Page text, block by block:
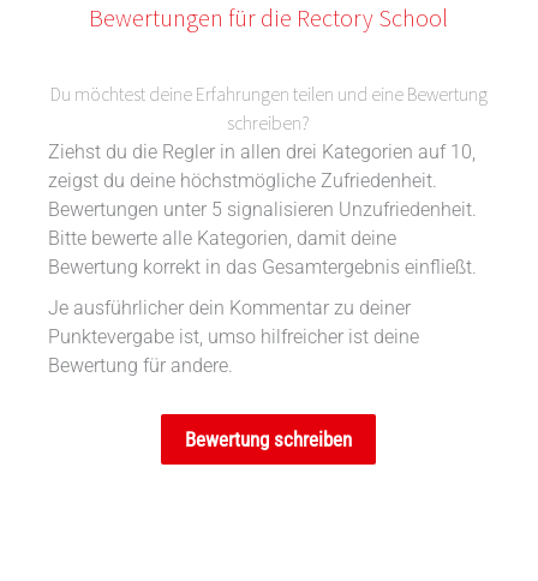
Bewertungen für die Rectory School
Du möchtest deine Erfahrungen teilen und eine Bewertung
schreiben?
Ziehst du die Regler in allen drei Kategorien auf 10,
zeigst du deine höchstmögliche Zufriedenheit.
Bewertungen unter 5 signalisieren Unzufriedenheit.
Bitte bewerte alle Kategorien, damit deine
Bewertung korrekt in das Gesamtergebnis einfließt.
Je ausführlicher dein Kommentar zu deiner
Punktevergabe ist, umso hilfreicher ist deine
Bewertung für andere.
Bewertung schreiben